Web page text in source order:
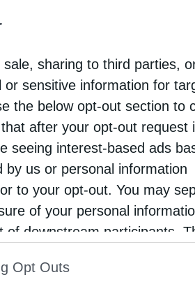
sharing to third parties,
sensitive information for
the below opt-out section to
after your opt-out request
seeing interest-based ads
by us or personal information
to your opt-out. You may
of your personal
of downstream participants.
that may further
Opt Outs
μερών, Venture
Πώλησης και Αγοράς (SPμA)
αμερικανική εταιρεαl για
το υφιστάμενο
σε 1 εκατ. τόνους ετησίως
της εταιρείας και
για τις αγορές της
υπογραφεί στο πλαίσιο της
σύμβαση
ποσοτήτων
που έχει πραγματοποιήσει
στο Newsletter